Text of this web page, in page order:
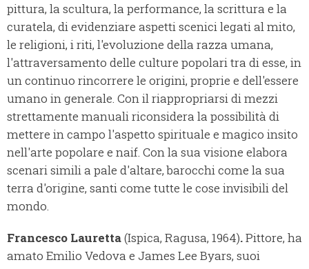
pittura, la scultura, la performance, la scrittura e la
curatela, di evidenziare aspetti scenici legati al mito,
le religioni, i riti, l'evoluzione della razza umana,
l'attraversamento delle culture popolari tra di esse, in
un continuo rincorrere le origini, proprie e dell'essere
umano in generale. Con il riappropriarsi di mezzi
strettamente manuali riconsidera la possibilità di
mettere in campo l'aspetto spirituale e magico insito
nell'arte popolare e naif. Con la sua visione elabora
scenari simili a pale d'altare, barocchi come la sua
terra d'origine, santi come tutte le cose invisibili del
mondo.
Francesco Lauretta(Ispica, Ragusa, 1964).Pittore, ha
amato Emilio Vedova e James Lee Byars, suoi